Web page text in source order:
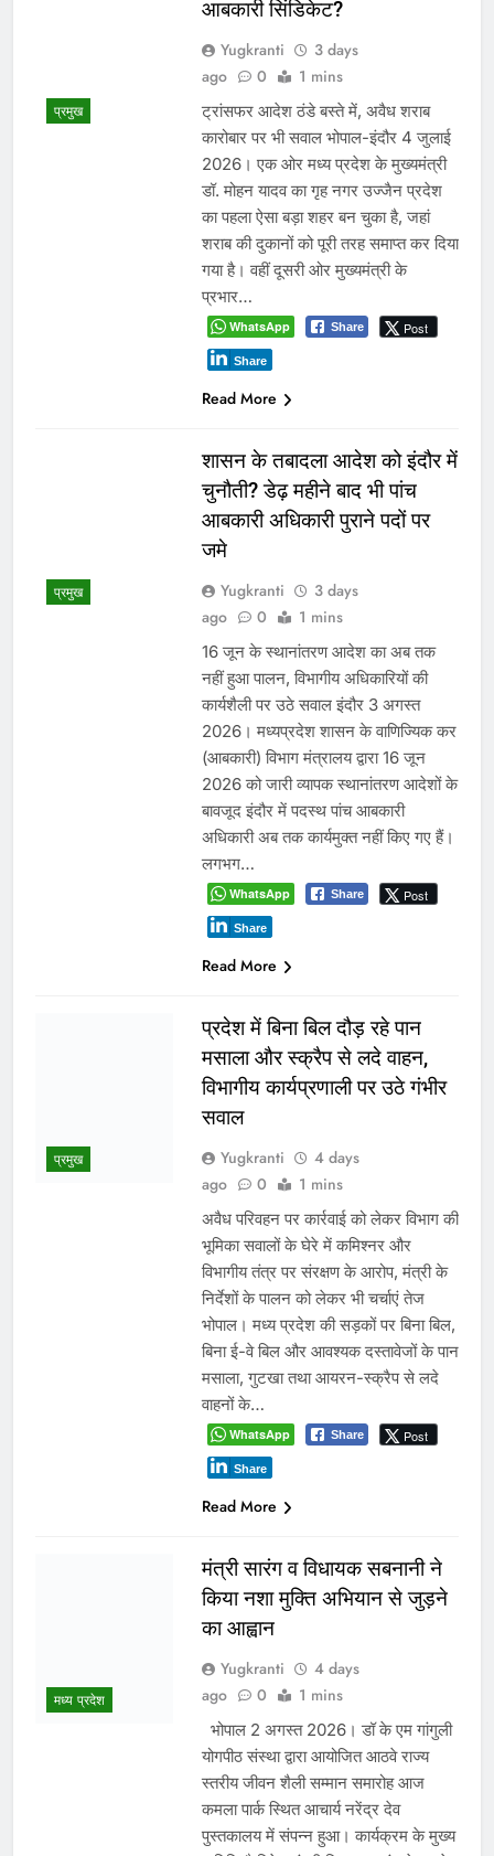
Share
Read More
मंत्री सारंग व विधायक सबनानी ने
किया नशा मुक्ति अभियान से जुड़ने
का आह्वान
Yugkranti
4 days
ago
0 1 mins
भोपाल 2 अगस्त 2026। डॉ के एम गांगुली
योगपीठ संस्था द्वारा आयोजित आठवे राज्य
स्तरीय जीवन शैली सम्मान समारोह आज
कमला पार्क स्थित आचार्य नरेंद्र देव
पुस्तकालय में संपन्न हुआ। कार्यक्रम के मुख्य
अतिथि कैबिनेट मंत्री विश्वास सारंग ने अपने
नक्सलवाद से मुक्त हुआ है, उसी प्रकार…
WhatsApp Share Post
Share
Read More
340
SEARCH
बच्चों की सुरक्षा पर सरकार श्वेत पत्र जारी करे: जीतू पटवारी
ग्वालियर जलभराव: अफसरों के दौरे और निर्देशों से नहीं, नालों/जल
निकासी पर कब्जे हटाने से निकलेगा समाधान!
दतिया में दो माह तक खाली रहा जिला आबकारी अधिकारी का पद! चुनाव के
दौरान पड़ोसी जिले के भरोसे चला सिस्टम, बारोड़ पर कार्रवाई की मांग
वादे कर मुकर जाना भाजपा की पहचान, किसान फिर ठगे जा रहे :
अवैध निर्माण पर सुप्रीम कोर्ट सख्त: राज्यों को फटकार, अधिकारियों पर
अवमानना की कार्रवाई के संकेत
Recent Comments
July 2026